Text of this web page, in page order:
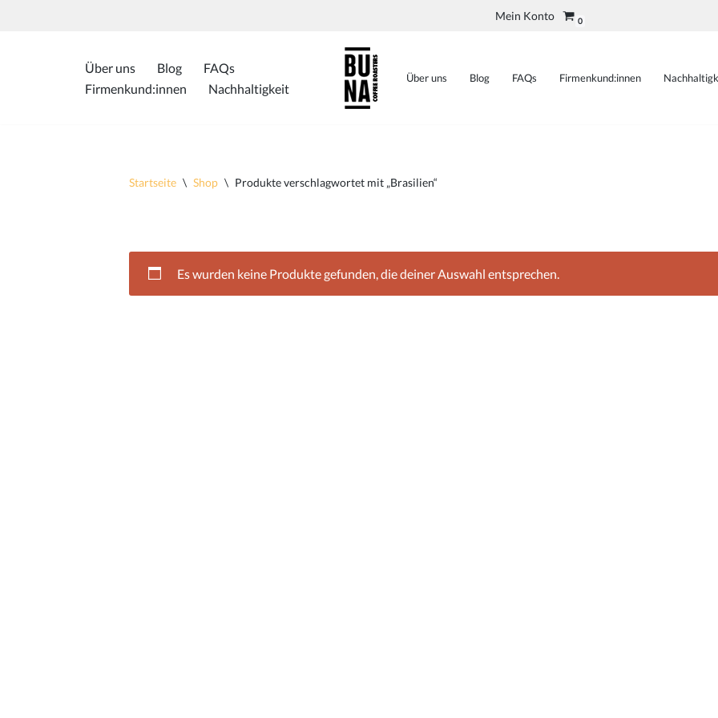
Mein Konto 0
Über uns Blog
FAQs
Firmenkund:innen
Nachhaltigkeit
Über uns Blog FAQs Firmenkund:innen
Startseite \ Shop \ Produkte verschlagwortet mit „Brasilien“
Es wurden keine Produkte gefunden, die deiner Auswahl entsprechen.